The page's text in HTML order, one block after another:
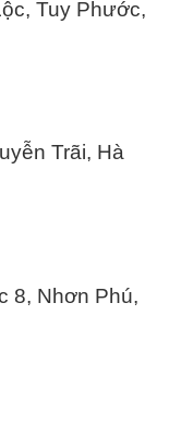
Tuy Phước,
Trãi, Hà
8, Nhơn Phú,